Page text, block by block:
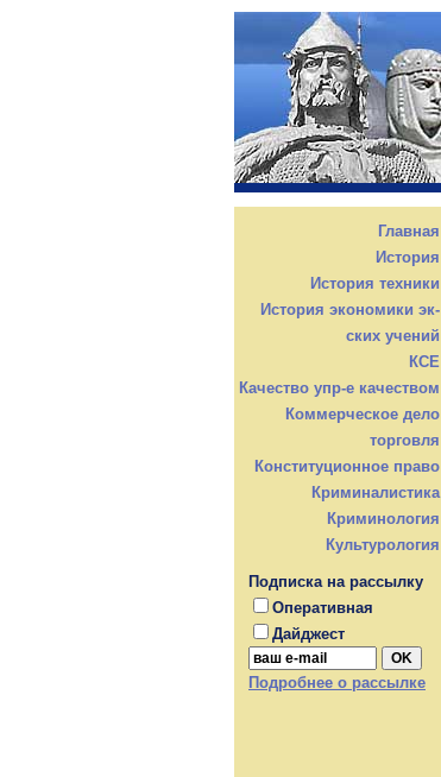
Главная
История
История техники
История экономики эк-
ских учений
КСЕ
Качество упр-е качеством
Коммерческое дело
торговля
Конституционное право
Криминалистика
Криминология
Культурология
Подписка на рассылку
Оперативная
Дайджест
Подробнее о рассылке